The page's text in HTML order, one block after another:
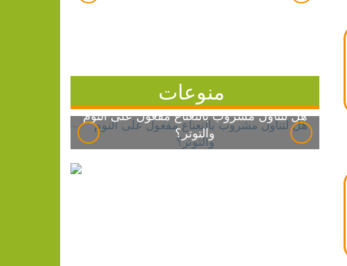
منوعات
هل لتناول مشروب بالنعناع مفعول على النوم
والتوتر؟